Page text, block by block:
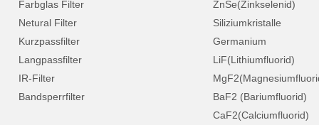
Farbglas Filter
Netural Filter
Kurzpassfilter
Langpassfilter
IR-Filter
Bandsperrfilter
ZnSe(Zinkselenid)
Siliziumkristalle
Germanium
LiF(Lithiumfluorid)
BaF2 (Bariumfluorid)
CaF2(Calciumfluorid)